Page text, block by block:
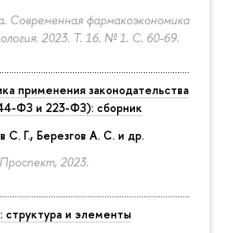
Современная фармакоэкономика
2023. Т. 16. № 1. С. 60-69.
применения законодательства
ФЗ и 223-ФЗ): сборник
С. Г., Березгов А. С. и др.
2023.
структура и элементы